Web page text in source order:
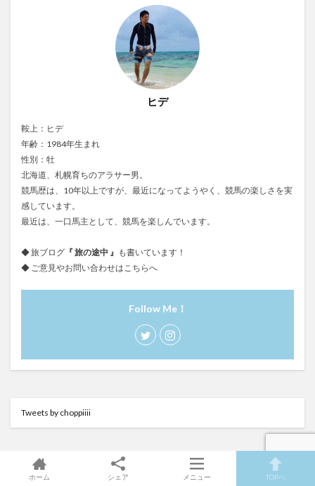
ヒデ
鞍上：ヒデ
年齢：1984年生まれ
性別：牡
北海道、札幌育ちのアラサー男。
競馬歴は、10年以上ですが、最近になってようやく、競馬の楽しさを実
感しています。
最近は、一口馬主として、競馬を楽しんでいます。
◆ 旅ブログ 『旅の途中 』 も書いています！
◆ ご意見やお問い合わせはこちらへ
Follow Me！
Tweets by choppiiii
New
ホーム シェア メニュー TOPへ